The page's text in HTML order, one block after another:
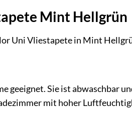
Mint Hellgrün
Uni Vliestapete in Mint
Sie ist abwaschbar
mit hoher